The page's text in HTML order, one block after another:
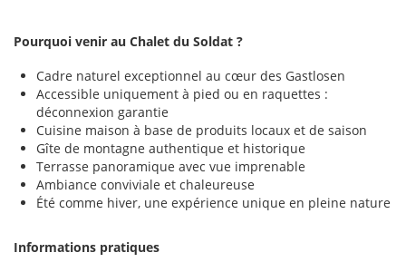
Pourquoi venir au Chalet du Soldat ?
Cadre naturel exceptionnel au cœur des Gastlosen
Accessible uniquement à pied ou en raquettes :
déconnexion garantie
Cuisine maison à base de produits locaux et de saison
Gîte de montagne authentique et historique
Terrasse panoramique avec vue imprenable
Ambiance conviviale et chaleureuse
Été comme hiver, une expérience unique en pleine nature
Informations pratiques